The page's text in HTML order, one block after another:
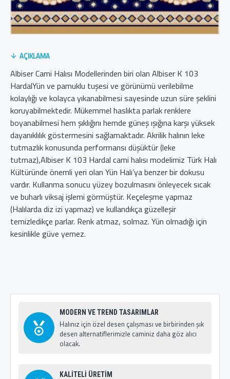
AÇIKLAMA
Albiser Cami Halısı Modellerinden biri olan Albiser K 103
HardalYün ve pamuklu tuşesi ve görünümü verilebilme
kolaylığı ve kolayca yıkanabilmesi sayesinde uzun süre şeklini
koruyabilmektedir. Mükemmel haslıkta parlak renklere
boyanabilmesi hem şıklığını hemde güneş ışığına karşı yüksek
dayanıklılık göstermesini sağlamaktadır. Akrilik halının leke
tutmazlık konusunda performansı düşüktür (leke
tutmaz),Albiser K 103 Hardal cami halısı modelimiz Türk Halı
Kültüründe önemli yeri olan Yün Halı’ya benzer bir dokusu
vardır. Kullanma sonucu yüzey bozulmasını önleyecek sıcak
ve buharlı viksaj işlemi görmüştür. Keçeleşme yapmaz
(Halılarda diz izi yapmaz) ve kullandıkça güzelleşir
temizledikçe parlar. Renk atmaz, solmaz. Yün olmadığı için
kesinlikle güve yemez.
MODERN VE TREND TASARIMLAR
Halınız için özel desen çalışması ve birbirinden şık
desen alternatiflerimizle caminiz daha göz alıcı
olacak.
KALİTELİ ÜRETİM